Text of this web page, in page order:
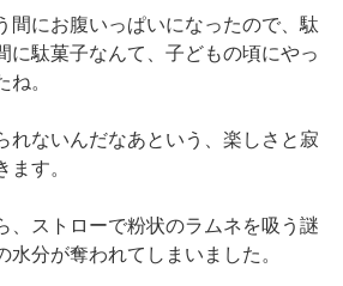
間にお腹いっぱいになったので、駄
に駄菓子なんて、子どもの頃にやっ
。
れないんだなあという、楽しさと寂
す。
、ストローで粉状のラムネを吸う謎
分が奪われてしまいました。